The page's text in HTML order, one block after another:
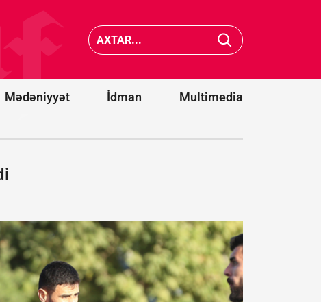
Mədəniyyət İdman Multimedia
nin Yəmənə
aviazərbələri
nəticəsində
yüzlərlə dinc
olub